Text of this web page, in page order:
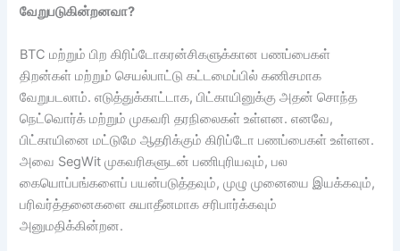
வேறுபடுகின்றனவா?
BTC மற்றும் பிற கிரிப்டோகரன்சிகளுக்கான பணப்பைகள்
திறன்கள் மற்றும் செயல்பாட்டு கட்டமைப்பில் கணிசமாக
வேறுபடலாம். எடுத்துக்காட்டாக, பிட்காயினுக்கு அதன் சொந்த
நெட்வொர்க் மற்றும் முகவரி தரநிலைகள் உள்ளன. எனவே,
பிட்காயினை மட்டுமே ஆதரிக்கும் கிரிப்டோ பணப்பைகள் உள்ளன.
அவை SegWit முகவரிகளுடன் பணிபுரியவும், பல
கையொப்பங்களைப் பயன்படுத்தவும், முழு முனையை இயக்கவும்,
பரிவர்த்தனைகளை சுயாதீனமாக சரிபார்க்கவும்
அனுமதிக்கின்றன.